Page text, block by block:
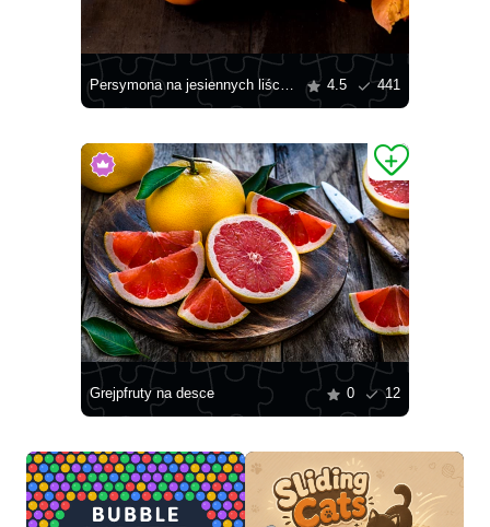
Persymona na jesiennych liściach 4.5 441
Grejpfruty na desce 0 12